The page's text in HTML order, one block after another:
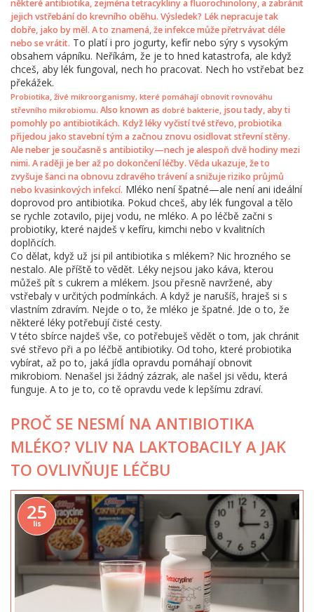
některé antibiotika, zejména tetracykliny a fluorochinolony, a zabránit
jejich vstřebání do krevního oběhu. Výsledek? Lék nepracuje tak
dobře, jako by měl. A to znamená, že infekce může přetrvávat déle
nebo se vrátit. To platí i pro jogurty, kefír nebo sýry s vysokým
obsahem vápníku. Neříkám, že je to hned katastrofa, ale když
chceš, aby lék fungoval, nech ho pracovat. Nech ho vstřebat bez
překážek.
Probiotika, živé mikroorganismy, které pomáhají obnovit rovnováhu
střevního mikrobiomu. Also known as dobré bakterie, jsou tady, aby ti
pomohly po antibiotikách. Když léky vyčistí tvé střevo, probiotika
přijedou jako stavební tým a začnou znovu osidlovat střevní stěny.
Ale neber je současně s antibiotiky—nech je alespoň dvě hodiny mezi
nimi. A raději je ber až po dokončení léčby. Věda ukazuje, že to
zvyšuje šanci na obnovu zdravého trávení a snižuje riziko průjmů
nebo kvasinkových infekcí. Mléko není špatné—ale není ani ideální
doprovod pro antibiotika. Pokud chceš, aby lék fungoval a tělo
se rychle zotavilo, pijej vodu, ne mléko. A po léčbě začni s
probiotiky, které najdeš v kefíru, kimchi nebo v kvalitních
doplňcích.
Co dělat, když už jsi pil antibiotika s mlékem? Nic hrozného se
nestalo. Ale příště to vědět. Léky nejsou jako káva, kterou
můžeš pít s cukrem a mlékem. Jsou přesně navržené, aby
vstřebaly v určitých podmínkách. A když je narušíš, hraješ si s
vlastním zdravím. Nejde o to, že mléko je špatné. Jde o to, že
některé léky potřebují čisté cesty.
V této sbírce najdeš vše, co potřebuješ vědět o tom, jak chránit
své střevo při a po léčbě antibiotiky. Od toho, které probiotika
vybírat, až po to, jaká jídla opravdu pomáhají obnovit
mikrobiom. Nenašel jsi žádný zázrak, ale našel jsi vědu, která
funguje. A to je to, co tě opravdu vede k lepšímu zdraví.
PROČ SE NESMÍ NA ANTIBIOTIKA
MLÉKO? VLIV NA LAKTOBACILY A JAK
TO OVLIVŇUJE LÉČBU
25
lis